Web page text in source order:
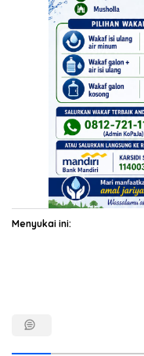
Menyukai ini: